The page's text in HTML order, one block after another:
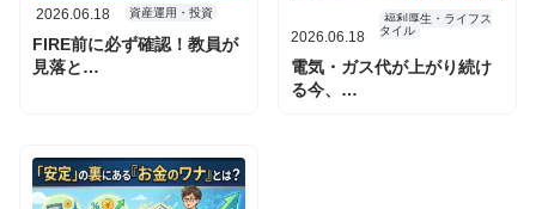
2026.06.18 資産運用・投資
FIRE前に必ず確認！教員が
見落と…
2026.06.18
福利厚生・ライフス
タイル
電気・ガス代が上がり続け
る今、…